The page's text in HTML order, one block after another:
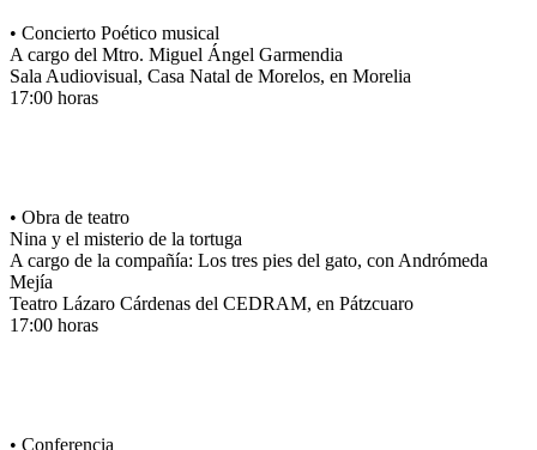
• Concierto Poético musical
A cargo del Mtro. Miguel Ángel Garmendia
Sala Audiovisual, Casa Natal de Morelos, en Morelia
17:00 horas
• Obra de teatro
Nina y el misterio de la tortuga
A cargo de la compañía: Los tres pies del gato, con Andrómeda
Mejía
Teatro Lázaro Cárdenas del CEDRAM, en Pátzcuaro
17:00 horas
• Conferencia